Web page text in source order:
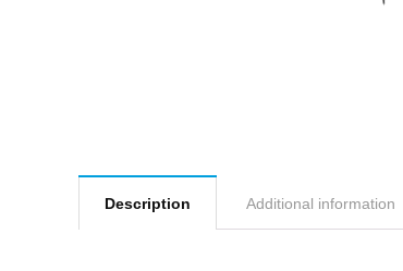
Description Additional information